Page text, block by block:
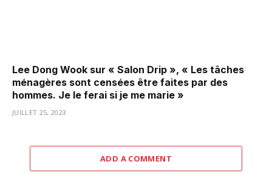
Lee Dong Wook sur « Salon Drip », « Les tâches
ménagères sont censées être faites par des
hommes. Je le ferai si je me marie »
JUILLET 25, 2023
ADD A COMMENT